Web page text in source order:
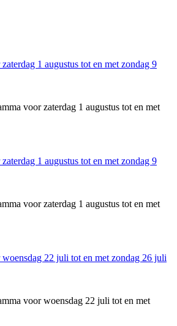
1 augustus tot en met zondag 9
voor zaterdag 1 augustus tot en met
1 augustus tot en met zondag 9
voor zaterdag 1 augustus tot en met
22 juli tot en met zondag 26 juli
voor woensdag 22 juli tot en met